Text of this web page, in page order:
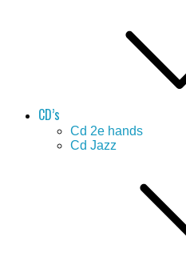
CD’s
Cd 2e hands
Cd Jazz